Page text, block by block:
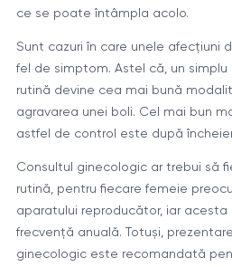
ce se poate întâmpla acolo.
Sunt cazuri în care unele afecțiuni
fel de simptom. Astel că, un
rutină devine cea mai bună
agravarea unei boli. Cel mai bun
astfel de control este după
Consultul ginecologic ar trebui să
rutină, pentru fiecare femeie
aparatului reproducător, iar acesta
frecvență anuală. Totuși,
ginecologic este recomandată